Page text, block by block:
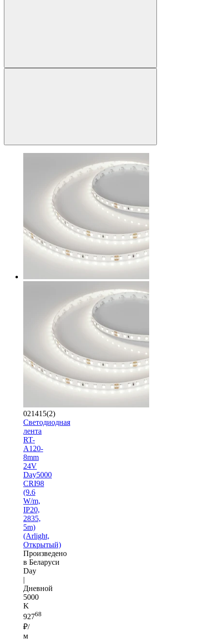
021415(2)
Светодиодная
лента
RT-
A120-
8mm
24V
Day5000
CRI98
(9.6
W/m,
IP20,
2835,
5m)
(Arlight,
Открытый)
Произведено
в Беларуси
Day
|
Дневной
5000
K
92768
₽/
м